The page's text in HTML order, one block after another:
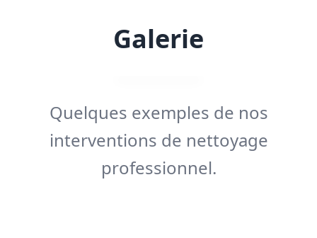
Galerie
Quelques exemples de nos
interventions de nettoyage
professionnel.